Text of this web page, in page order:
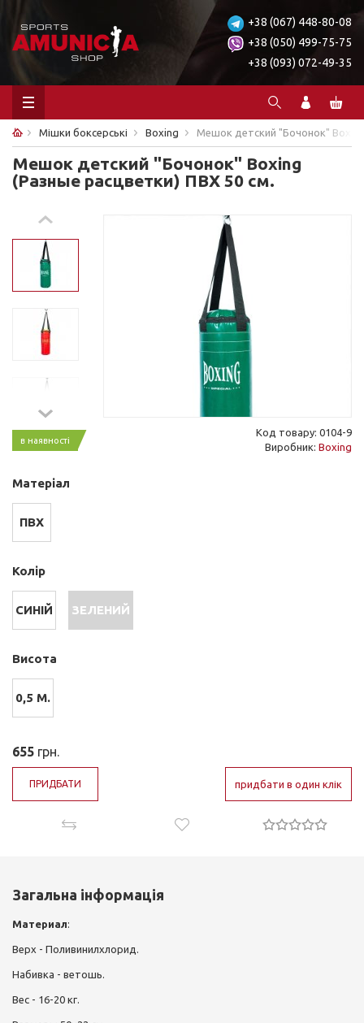
+38 (067) 448-80-08
+38 (050) 499-75-75
+38 (093) 072-49-35
Мішки боксерські Boxing Мешок детский "Бочонок"
Мешок детский "Бочонок" Boxing
(Разные расцветки) ПВХ 50 см.
в наявності
Код товару: 0104-9
Виробник: Boxing
Матеріал
ПВХ
Колір
СИНІЙ ЗЕЛЕНИЙ
Висота
0,5 М.
655 грн.
ПРИДБАТИ придбати в один клік
Загальна інформація
Материал:
Верх - Поливинилхлорид.
Набивка - ветошь.
Вес - 16-20 кг.